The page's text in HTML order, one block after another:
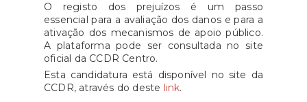
O registo dos prejuízos é um passo
essencial para a avaliação dos danos e para a
ativação dos mecanismos de apoio público.
A plataforma pode ser consultada no site
oficial da CCDR Centro.
Esta candidatura está disponível no site da
CCDR, através do deste link.